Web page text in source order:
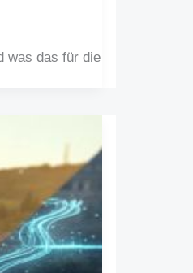
was das für die